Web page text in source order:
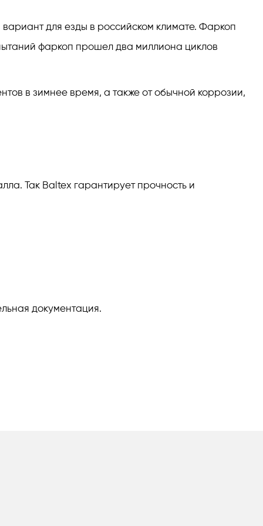
для езды в российском климате. Фаркоп
фаркоп прошел два миллиона циклов
в зимнее время, а также от обычной коррозии,
Так Baltex гарантирует прочность и
документация.